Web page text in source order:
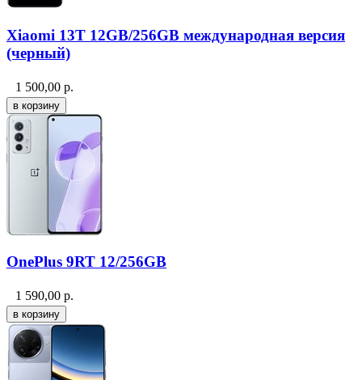
Xiaomi 13T 12GB/256GB международная версия
(черный)
1 500,00 р.
OnePlus 9RT 12/256GB
1 590,00 р.